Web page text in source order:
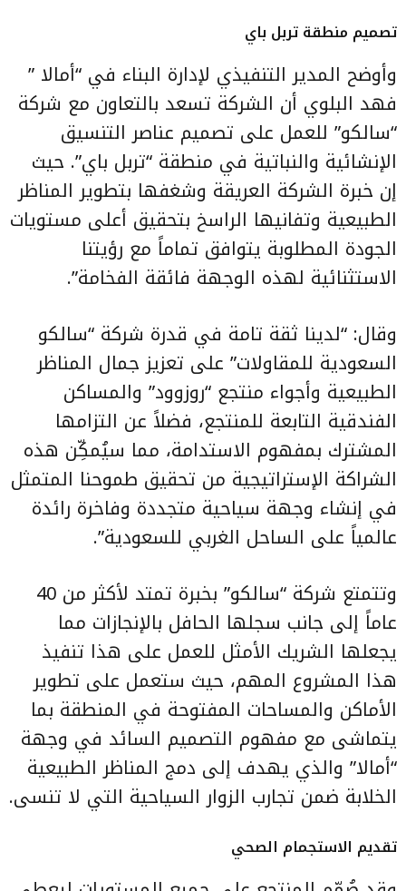
تصميم منطقة تربل باي
وأوضح المدير التنفيذي لإدارة البناء في “أمالا ”
فهد البلوي أن الشركة تسعد بالتعاون مع شركة
“سالكو” للعمل على تصميم عناصر التنسيق
الإنشائية والنباتية في منطقة “تربل باي”. حيث
إن خبرة الشركة العريقة وشغفها بتطوير المناظر
الطبيعية وتفانيها الراسخ بتحقيق أعلى مستويات
الجودة المطلوبة يتوافق تماماً مع رؤيتنا
الاستثنائية لهذه الوجهة فائقة الفخامة”.
وقال: “لدينا ثقة تامة في قدرة شركة “سالكو
السعودية للمقاولات” على تعزيز جمال المناظر
الطبيعية وأجواء منتجع “روزوود” والمساكن
الفندقية التابعة للمنتجع، فضلاً عن التزامها
المشترك بمفهوم الاستدامة، مما سيُمكِّن هذه
الشراكة الإستراتيجية من تحقيق طموحنا المتمثل
في إنشاء وجهة سياحية متجددة وفاخرة رائدة
عالمياً على الساحل الغربي للسعودية”.
وتتمتع شركة “سالكو” بخبرة تمتد لأكثر من 40
عاماً إلى جانب سجلها الحافل بالإنجازات مما
يجعلها الشريك الأمثل للعمل على هذا تنفيذ
هذا المشروع المهم، حيث ستعمل على تطوير
الأماكن والمساحات المفتوحة في المنطقة بما
يتماشى مع مفهوم التصميم السائد في وجهة
“أمالا” والذي يهدف إلى دمج المناظر الطبيعية
الخلابة ضمن تجارب الزوار السياحية التي لا تنسى.
تقديم الاستجمام الصحي